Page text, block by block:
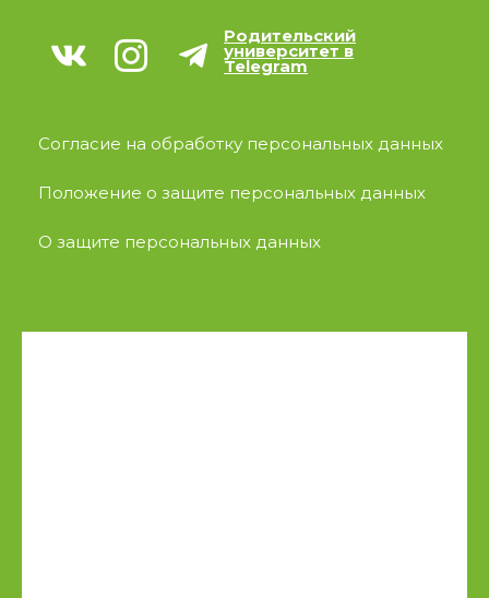
Родительский
университет в
Telegram
Согласие на обработку персональных данных
Положение о защите персональных данных
О защите персональных данных